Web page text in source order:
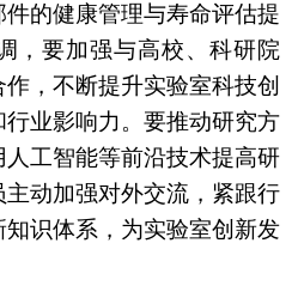
的健康管理与寿命评估提
，要加强与高校、科研院
，不断提升实验室科技创
业影响力。要推动研究方
工智能等前沿技术提高研
动加强对外交流，紧跟行
识体系，为实验室创新发